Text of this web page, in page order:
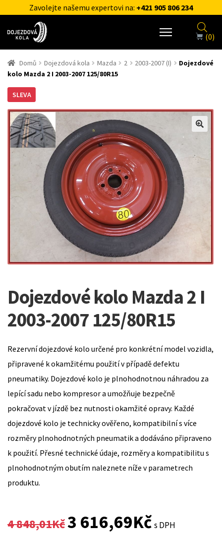
Zavolejte našemu expertovi na: +421 905 806 234
(0)
Domů Dojezdová kola Mazda 2 2003-2007 (I)
Dojezdové
kolo Mazda 2 I 2003-2007 125/80R15
SLEVA
Dojezdové kolo Mazda 2 I
2003-2007 125/80R15
Rezervní dojezdové kolo určené pro konkrétní model vozidla,
připravené k okamžitému použití v případě defektu
pneumatiky. Dojezdové kolo je plnohodnotnou náhradou za
lepící sadu nebo kompresor a umožňuje bezpečně
pokračovat v jízdě bez nutnosti okamžité opravy. Každé
dojezdové kolo je technicky ověřeno, kompatibilní s více
rozměry plnohodnotných pneumatik a dodáváno připraveno
k použití. Přesné technické údaje, rozměry a kompatibilitu s
plnohodnotným obutím naleznete níže v parametrech
produktu.
4 848,01Kč
Original
3 616,69KčCurrent
s DPH